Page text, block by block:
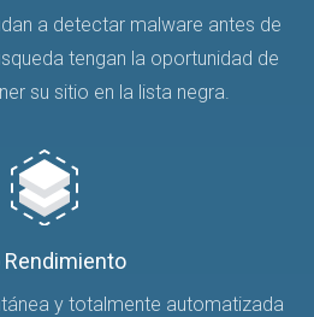
a detectar malware antes de
tengan la oportunidad de
su sitio en la lista negra.
Rendimiento
y totalmente automatizada